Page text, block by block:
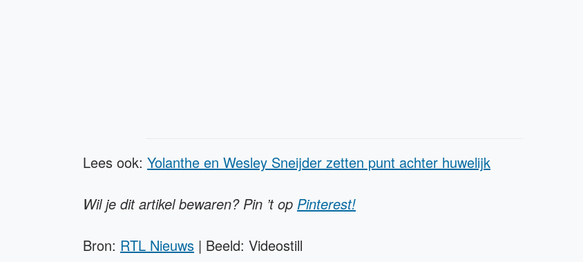
Lees ook: Yolanthe en Wesley Sneijder zetten punt achter huwelijk
Wil je dit artikel bewaren?Pin ’t op Pinterest!
Bron: RTL Nieuws | Beeld: Videostill